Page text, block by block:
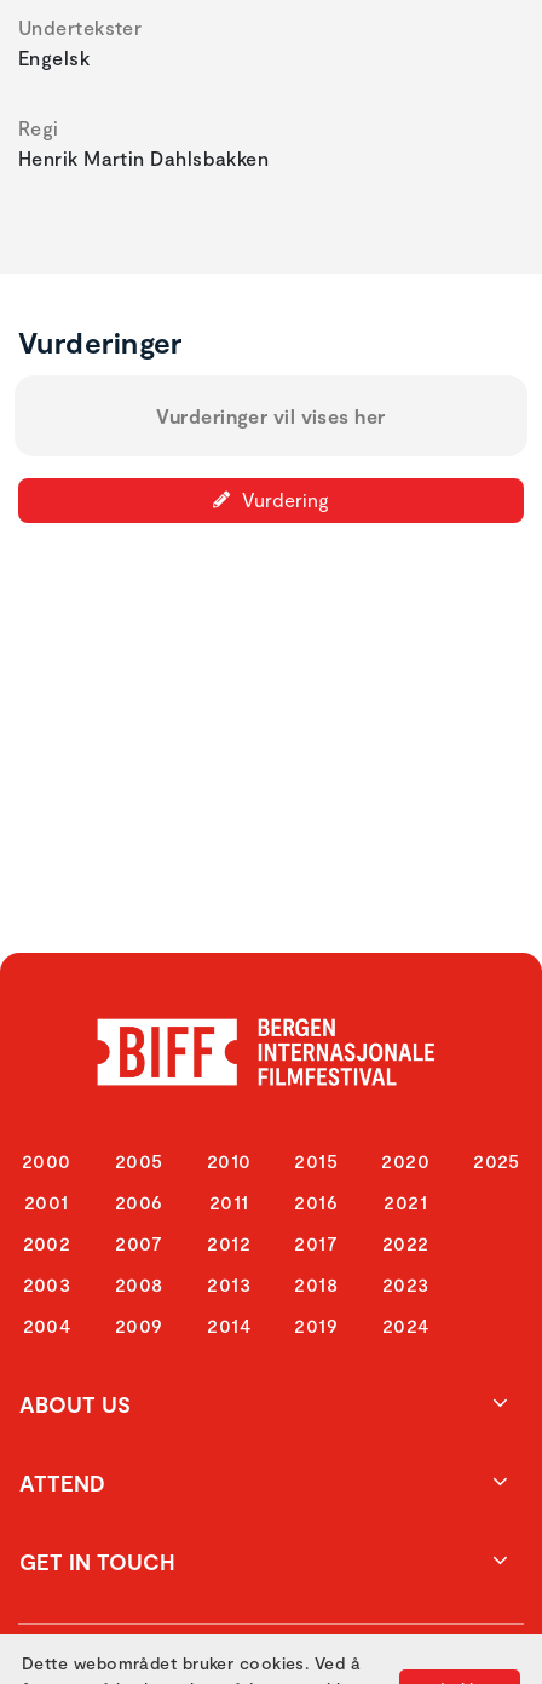
Undertekster
Engelsk
Regi
Henrik Martin Dahlsbakken
Vurderinger
Vurderinger vil vises her
Vurdering
2000
2001
2002
2003
2004
2005
2006
2007
2008
2009
2010
2011
2012
2013
2014
2015
2016
2017
2018
2019
2020
2021
2022
2023
2024
2025
ABOUT US
ATTEND
GET IN TOUCH
Dette webområdet bruker cookies. Ved å